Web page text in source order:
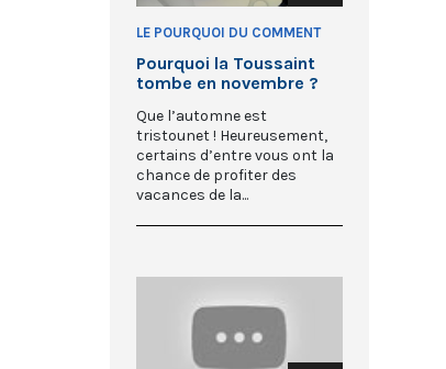
LE POURQUOI DU COMMENT
Pourquoi la Toussaint
tombe en novembre ?
Que l’automne est
tristounet ! Heureusement,
certains d’entre vous ont la
chance de profiter des
vacances de la...